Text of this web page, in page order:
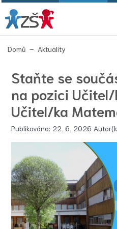
Domů Aktuality
Staňte se
na pozici Učitel/
Učitel/ka
Publikováno: 22. 6. 2026